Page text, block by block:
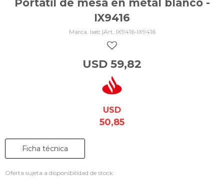
Portátil de mesa en metal blanco -
IX9416
Ixec | IX9416-IX9416
USD 59,82
USD
50,85
Ficha técnica
Oferta sujeta a disponibilidad de stock.